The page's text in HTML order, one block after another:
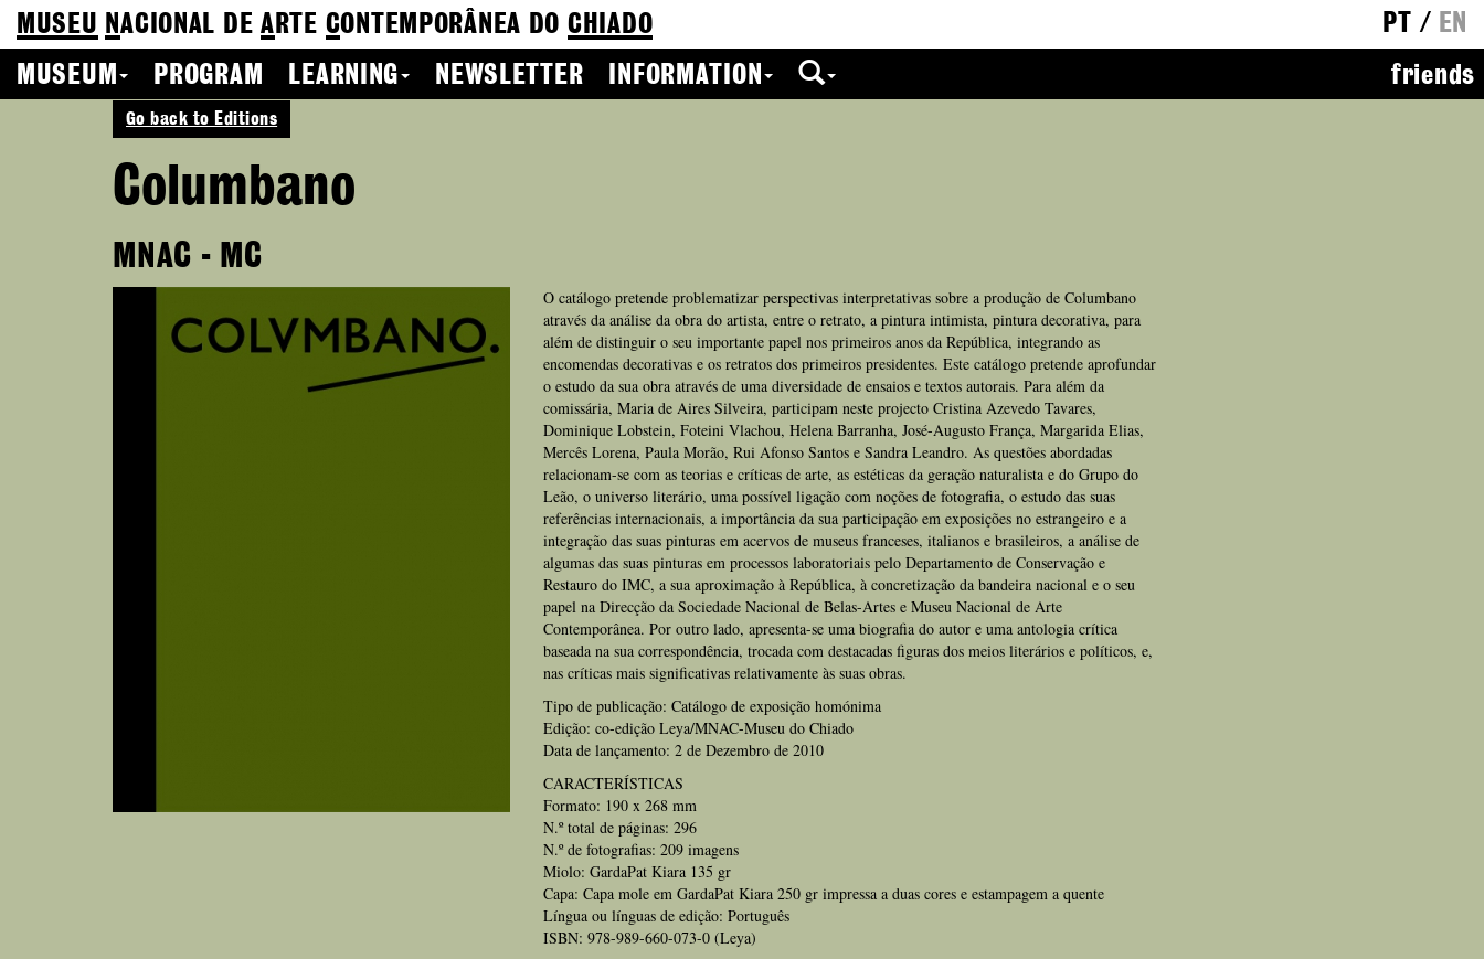
MUSEU NACIONAL DEA RTE CONTEMPORÂNEA DO CHIADO PT / EN
MUSEUM
PROGRAM LEARNING NEWSLETTER INFORMATION friends
Go back to Editions
Columbano
MNAC - MC
O catálogo pretende problematizar perspectivas interpretativas sobre a produção de Columbano
através da análise da obra do artista, entre o retrato, a pintura intimista, pintura decorativa, para
além de distinguir o seu importante papel nos primeiros anos da República, integrando as
encomendas decorativas e os retratos dos primeiros presidentes. Este catálogo pretende aprofundar
o estudo da sua obra através de uma diversidade de ensaios e textos autorais. Para além da
comissária, Maria de Aires Silveira, participam neste projecto Cristina Azevedo Tavares,
Dominique Lobstein, Foteini Vlachou, Helena Barranha, José-Augusto França, Margarida Elias,
Mercês Lorena, Paula Morão, Rui Afonso Santos e Sandra Leandro. As questões abordadas
relacionam-se com as teorias e críticas de arte, as estéticas da geração naturalista e do Grupo do
Leão, o universo literário, uma possível ligação com noções de fotografia, o estudo das suas
referências internacionais, a importância da sua participação em exposições no estrangeiro e a
integração das suas pinturas em acervos de museus franceses, italianos e brasileiros, a análise de
algumas das suas pinturas em processos laboratoriais pelo Departamento de Conservação e
Restauro do IMC, a sua aproximação à República, à concretização da bandeira nacional e o seu
papel na Direcção da Sociedade Nacional de Belas-Artes e Museu Nacional de Arte
Contemporânea. Por outro lado, apresenta-se uma biografia do autor e uma antologia crítica
baseada na sua correspondência, trocada com destacadas figuras dos meios literários e políticos, e,
nas críticas mais significativas relativamente às suas obras.
Tipo de publicação: Catálogo de exposição homónima
Edição: co-edição Leya/MNAC-Museu do Chiado
Data de lançamento: 2 de Dezembro de 2010
CARACTERÍSTICAS
Formato: 190 x 268 mm
N.º total de páginas: 296
N.º de fotografias: 209 imagens
Miolo: GardaPat Kiara 135 gr
Capa: Capa mole em GardaPat Kiara 250 gr impressa a duas cores e estampagem a quente
Língua ou línguas de edição: Português
ISBN: 978-989-660-073-0 (Leya)